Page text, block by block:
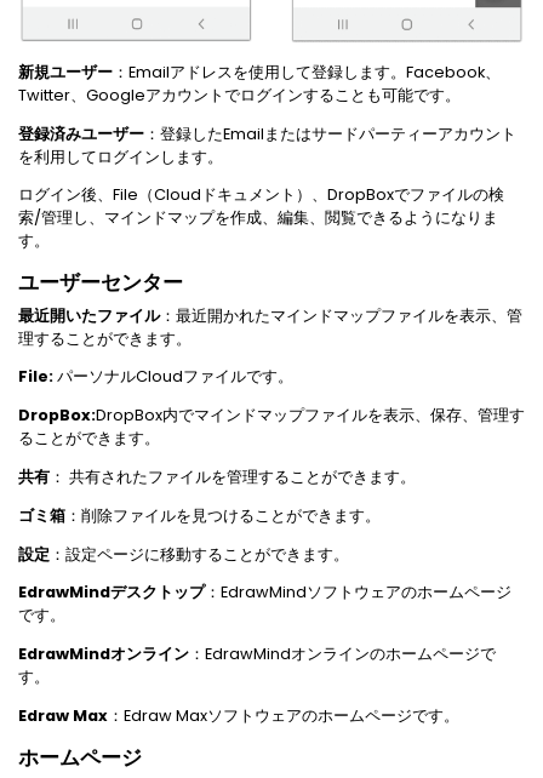
新規ユーザー ：Emailアドレスを使用して登録します。Facebook、
Twitter、Googleアカウントでログインすることも可能です。
登録済みユーザー ：登録したEmailまたはサードパーティーアカウント
を利用してログインします。
ログイン後、File（Cloudドキュメント）、DropBoxでファイルの検
索/管理し、マインドマップを作成、編集、閲覧できるようになりま
す。
ユーザーセンター
最近開いたファイル：最近開かれたマインドマップファイルを表示、管
理することができます。
File:パーソナルCloudファイルです。
DropBox:DropBox内でマインドマップファイルを表示、保存、管理す
ることができます。
共有 ： 共有されたファイルを管理することができます。
ゴミ箱 ：削除ファイルを見つけることができます。
設定 ：設定ページに移動することができます。
EdrawMindデスクトップ：EdrawMindソフトウェアのホームページ
です。
EdrawMindオンライン ：EdrawMindオンラインのホームページで
す。
Edraw Max ：Edraw Maxソフトウェアのホームページです。
ホームページ